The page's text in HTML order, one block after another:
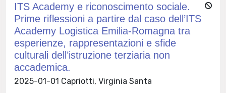
ITS Academy e riconoscimento sociale.
Prime riflessioni a partire dal caso dell’ITS
Academy Logistica Emilia-Romagna tra
esperienze, rappresentazioni e sfide
culturali dell’istruzione terziaria non
accademica.
2025-01-01 Capriotti, Virginia Santa